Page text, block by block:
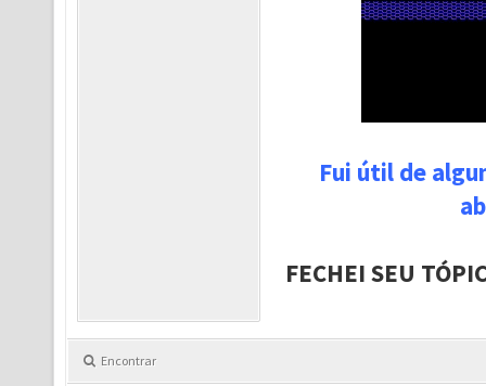
Fui útil de
FECHEI SEU
Encontrar